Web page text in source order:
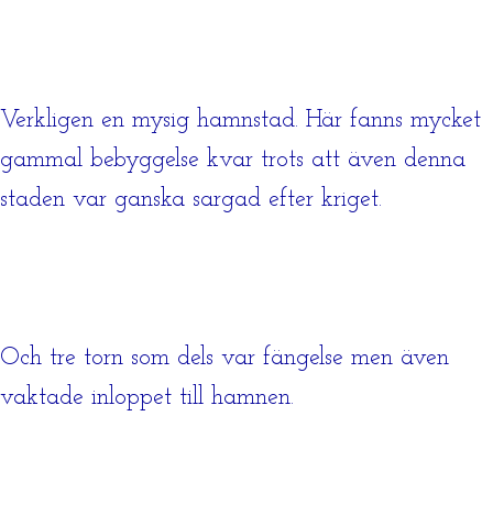
Verkligen en mysig hamnstad. Här fanns mycket
gammal bebyggelse kvar trots att även denna
staden var ganska sargad efter kriget.
Och tre torn som dels var fängelse men även
vaktade inloppet till hamnen.